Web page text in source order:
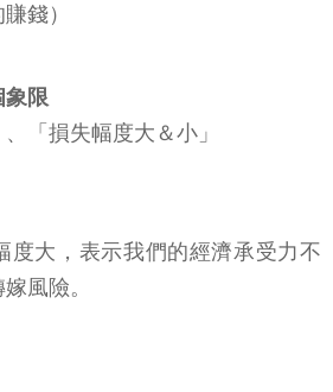
錢）
象限
「損失幅度大＆小」
度大，表示我們的經濟承受力不
風險。